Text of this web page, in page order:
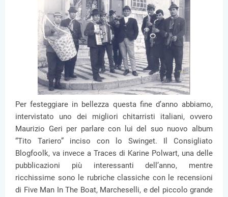
Per festeggiare in bellezza questa fine d’anno abbiamo,
intervistato uno dei migliori chitarristi italiani, ovvero
Maurizio Geri per parlare con lui del suo nuovo album
“Tito Tariero” inciso con lo Swinget. Il Consigliato
Blogfoolk, va invece a Traces di Karine Polwart, una delle
pubblicazioni più interessanti dell’anno, mentre
ricchissime sono le rubriche classiche con le recensioni
di Five Man In The Boat, Marcheselli, e del piccolo grande